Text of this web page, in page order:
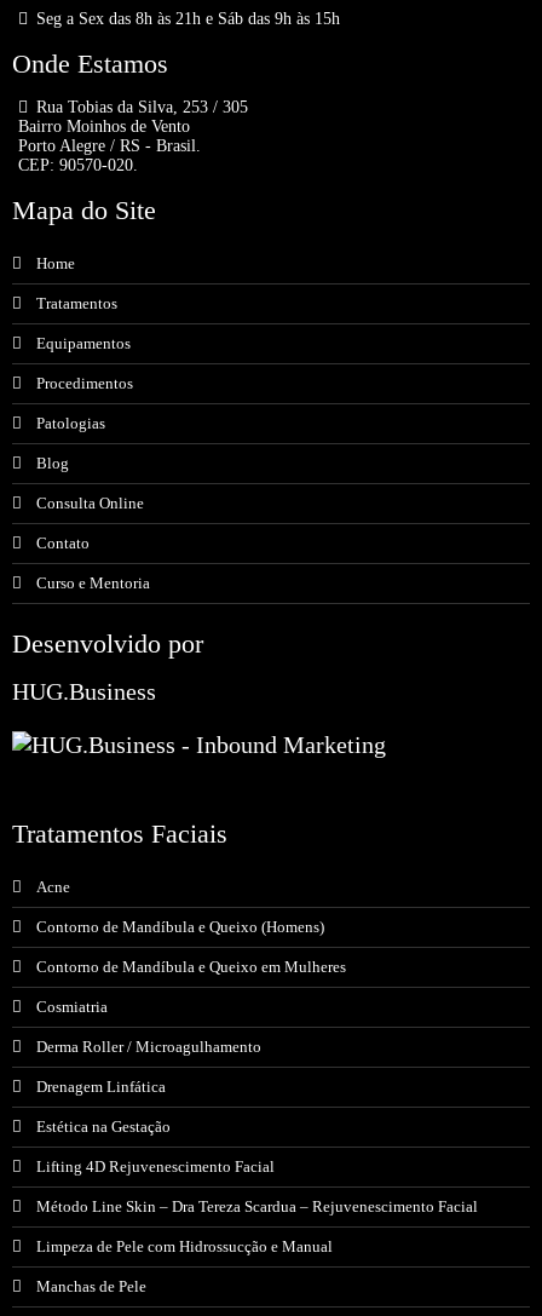
Seg a Sex das 8h às 21h e Sáb das 9h às 15h
Onde Estamos
Rua Tobias da Silva, 253 / 305
Bairro Moinhos de Vento
Porto Alegre / RS - Brasil.
CEP: 90570-020.
Mapa do Site
Home
Tratamentos
Equipamentos
Procedimentos
Patologias
Blog
Consulta Online
Contato
Curso e Mentoria
Desenvolvido por
HUG.Business
Tratamentos Faciais
Acne
Contorno de Mandíbula e Queixo (Homens)
Contorno de Mandíbula e Queixo em Mulheres
Cosmiatria
Derma Roller / Microagulhamento
Drenagem Linfática
Estética na Gestação
Lifting 4D Rejuvenescimento Facial
Método Line Skin – Dra Tereza Scardua – Rejuvenescimento Facial
Limpeza de Pele com Hidrossucção e Manual
Manchas de Pele